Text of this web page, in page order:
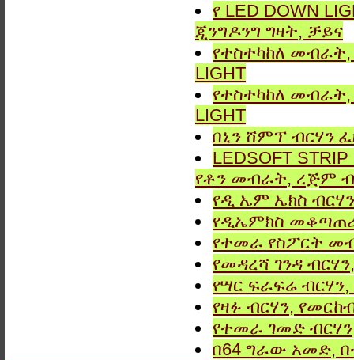
የ LED DOWN
ጂንግዶንግ ግዛት, ቻይና
የተስተካከለ መብራት,
LIGHT
የተስተካከለ መብራት,
LIGHT
በኒን ሸምፕ ብርሃን
LEDSOFT
የቶን መብራት, ረጅም
የዲ ኤም ኤክስ
የዲኤምክስ
የተመራ የስፖርት
የመዳረሻ ገንዳ
የሣር ፍራፍሬ
የዛፉ ብርሃን,
የተመራ ገመድ
በ64 ግራው አመድ,